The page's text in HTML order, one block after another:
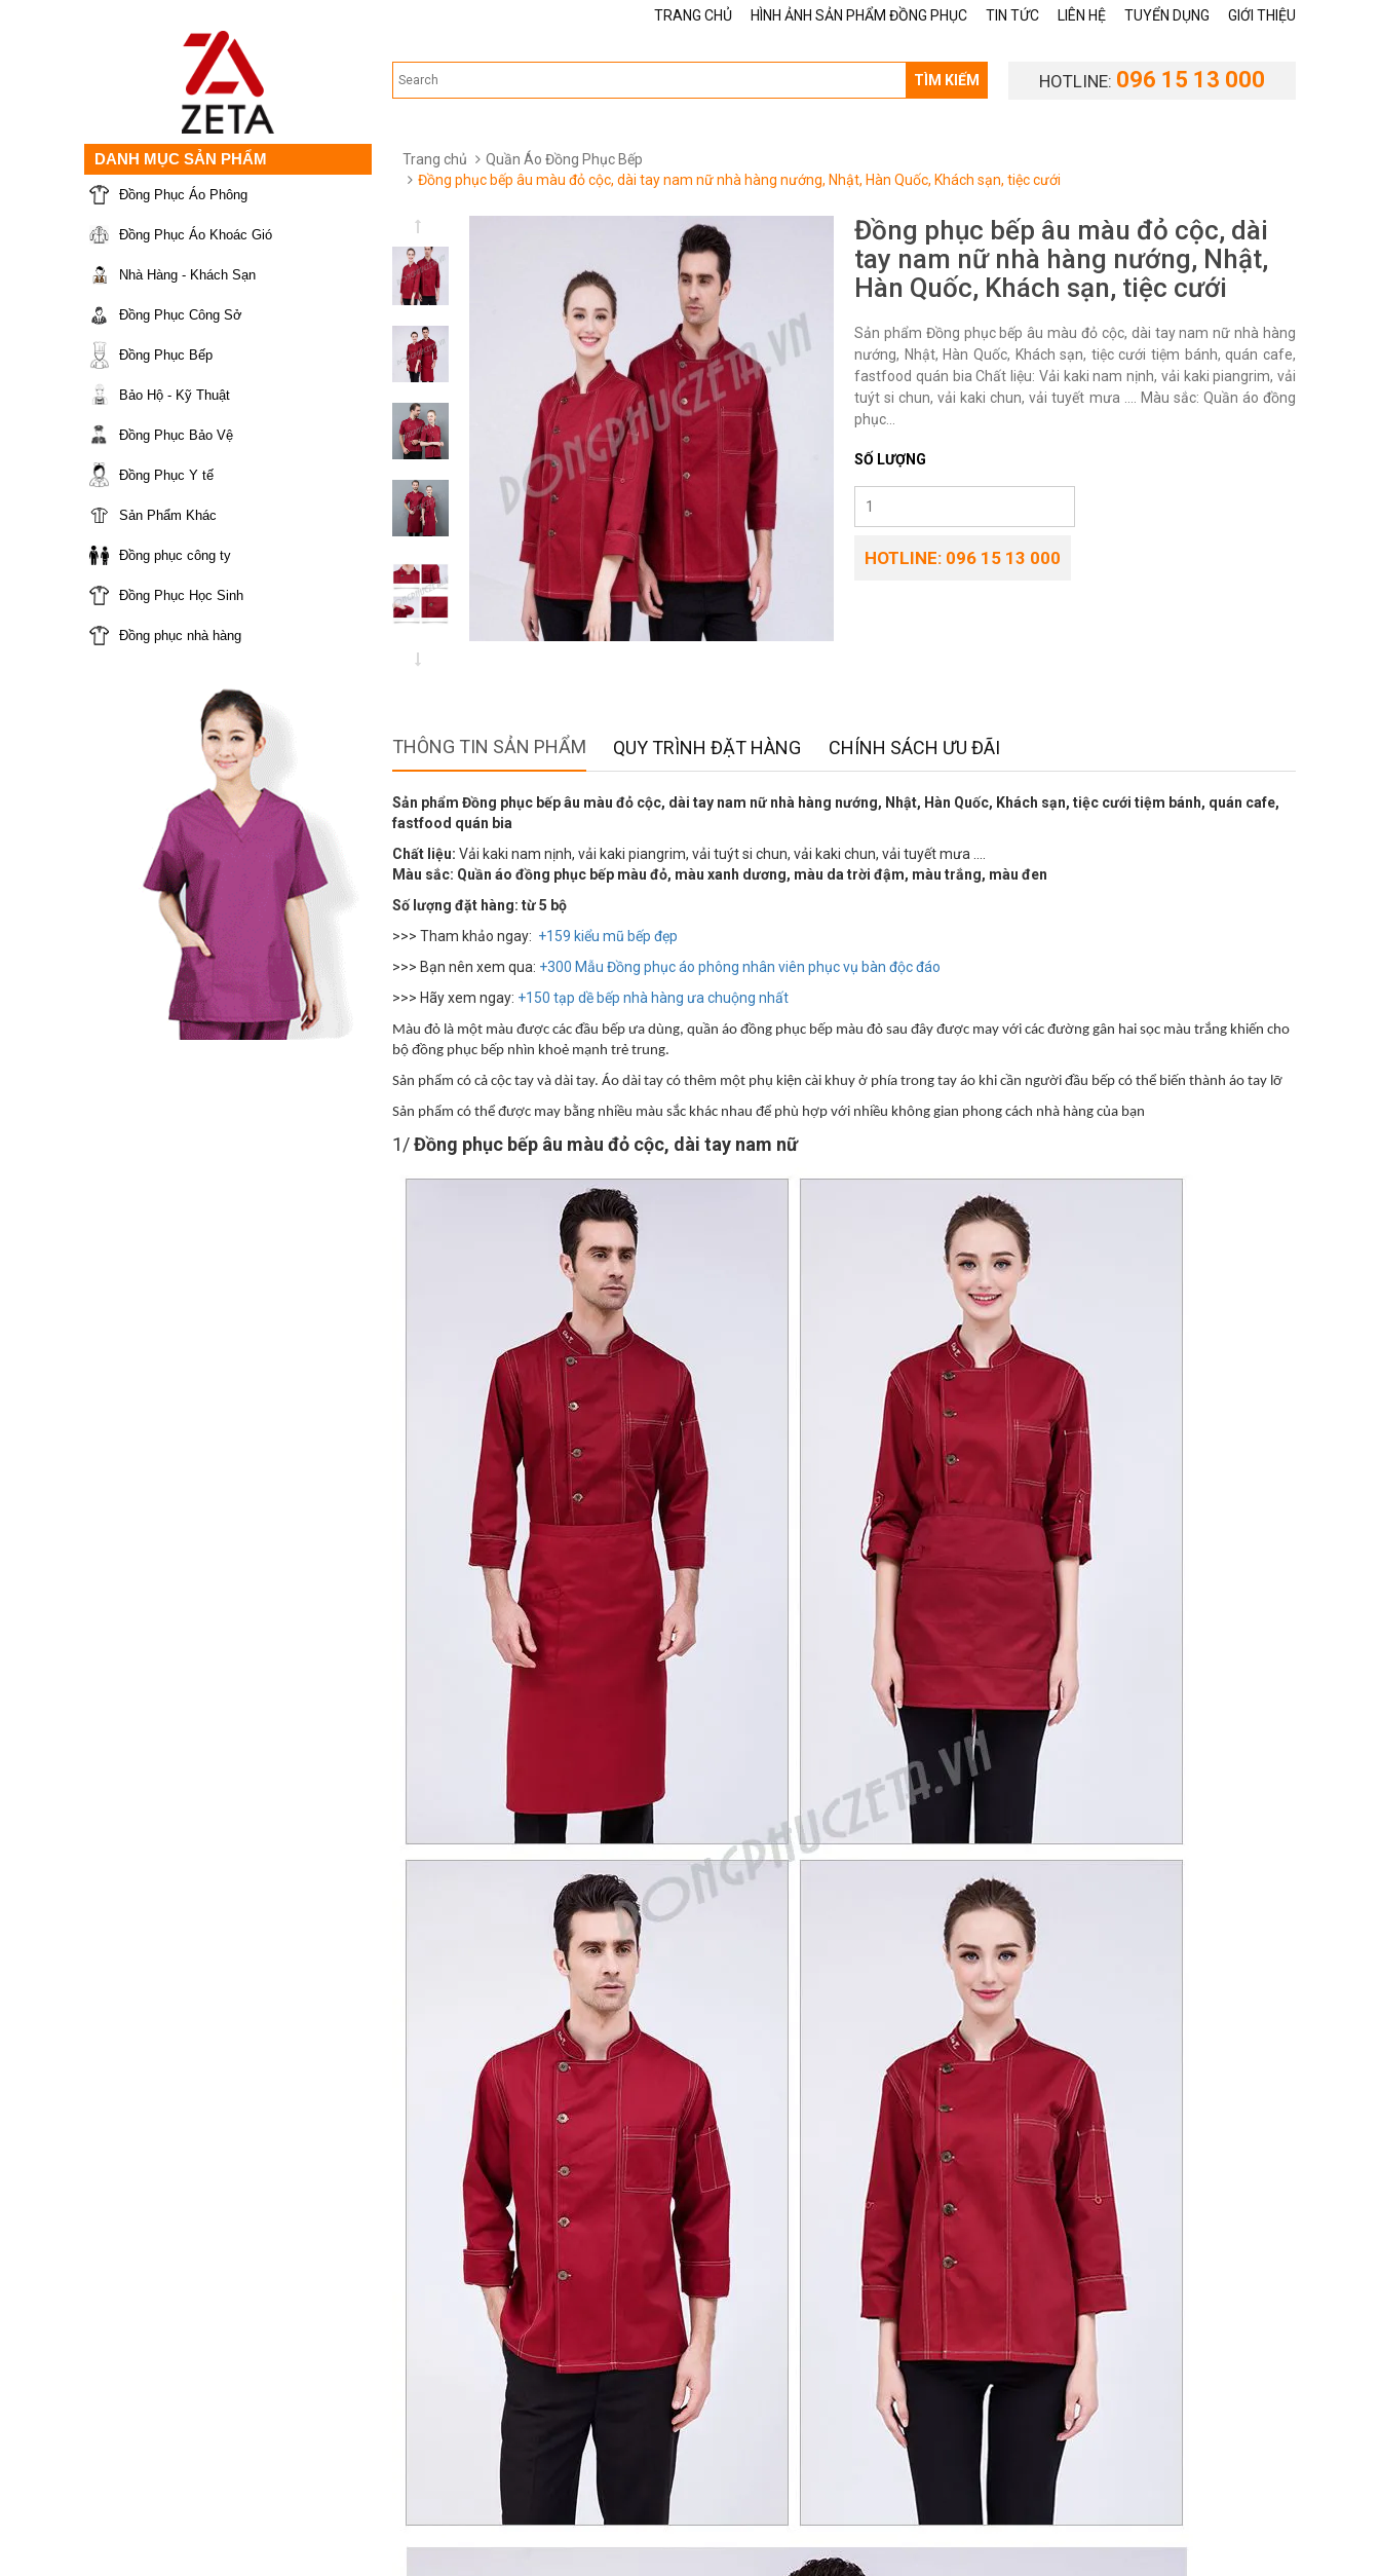
TRANG CHỦ HÌNH ẢNH SẢN PHẨM ĐỒNG PHỤC TIN TỨC LIÊN HỆ TUYỂN DỤNG GIỚI THIỆU
HOTLINE: 096 15 13 000
TÌM KIẾM
DANH MỤC SẢN PHẨM
Đồng Phục Áo Phông
Đồng Phục Áo Khoác Gió
Nhà Hàng - Khách Sạn
Đồng Phục Công Sở
Đồng Phục Bếp
Bảo Hộ - Kỹ Thuật
Đồng Phục Bảo Vệ
Đồng Phục Y tế
Sản Phẩm Khác
Đồng phục công ty
Đồng Phục Học Sinh
Đồng phục nhà hàng
Trang chủ
Quần Áo Đồng Phục Bếp
Đồng phục bếp âu màu đỏ cộc, dài tay nam nữ nhà hàng nướng, Nhật, Hàn Quốc, Khách sạn, tiệc cưới
Đồng phục bếp âu màu đỏ cộc, dài
tay nam nữ nhà hàng nướng, Nhật,
Hàn Quốc, Khách sạn, tiệc cưới
Sản phẩm Đồng phục bếp âu màu đỏ cộc, dài tay nam nữ nhà hàng
nướng, Nhật, Hàn Quốc, Khách sạn, tiệc cưới tiệm bánh, quán cafe,
fastfood quán bia Chất liệu: Vải kaki nam nịnh, vải kaki piangrim, vải
tuýt si chun, vải kaki chun, vải tuyết mưa .... Màu sắc: Quần áo đồng
phục...
SỐ LƯỢNG
HOTLINE: 096 15 13 000
THÔNG TIN SẢN PHẨM QUY TRÌNH ĐẶT HÀNG CHÍNH SÁCH ƯU ĐÃI
Sản phẩm Đồng phục bếp âu màu đỏ cộc, dài tay nam nữ nhà hàng nướng, Nhật, Hàn Quốc, Khách sạn, tiệc cưới tiệm bánh, quán cafe,
fastfood quán bia
Chất liệu: Vải kaki nam nịnh, vải kaki piangrim, vải tuýt si chun, vải kaki chun, vải tuyết mưa ....
Màu sắc: Quần áo đồng phục bếp màu đỏ, màu xanh dương, màu da trời đậm, màu trắng, màu đen
Số lượng đặt hàng: từ 5 bộ
>>> Tham khảo ngay: +159 kiểu mũ bếp đẹp
>>> Bạn nên xem qua: +300 Mẫu Đồng phục áo phông nhân viên phục vụ bàn độc đáo
>>> Hãy xem ngay: +150 tạp dề bếp nhà hàng ưa chuộng nhất
Màu đỏ là một màu được các đầu bếp ưa dùng, quần áo đồng phục bếp màu đỏ sau đây được may với các đường gân hai sọc màu trắng khiến cho
bộ đồng phục bếp nhìn khoẻ mạnh trẻ trung.
Sản phẩm có cả cộc tay và dài tay. Áo dài tay có thêm một phụ kiện cài khuy ở phía trong tay áo khi cần người đầu bếp có thể biến thành áo tay lỡ
Sản phẩm có thể được may bằng nhiều màu sắc khác nhau để phù hợp với nhiều không gian phong cách nhà hàng của bạn
1/Đồng phục bếp âu màu đỏ cộc, dài tay nam nữ